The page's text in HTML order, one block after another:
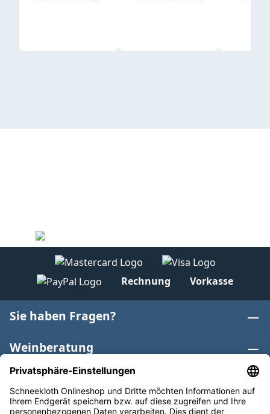
Rechnung Vorkasse
Sie haben Fragen?
Weinberatung
Informationen
Weinkategorien